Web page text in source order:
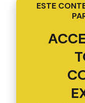
ESTE